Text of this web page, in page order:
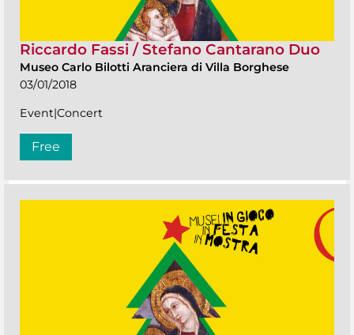
Riccardo Fassi / Stefano Cantarano Duo
Museo Carlo Bilotti Aranciera di Villa Borghese
03/01/2018
Event|Concert
Free